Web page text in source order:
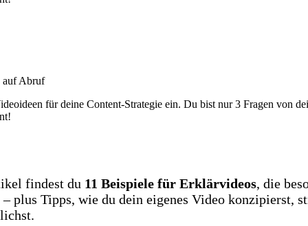
auf Abruf
für deine Content-Strategie ein. Du bist nur 3 Fragen von
findest du 11 Beispiele für Erklärvideos, die
plus Tipps, wie du dein eigenes Video konzipierst,